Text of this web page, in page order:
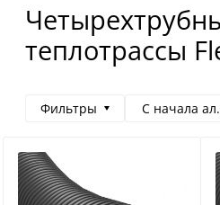
теплотрассы
Фильтры С начала